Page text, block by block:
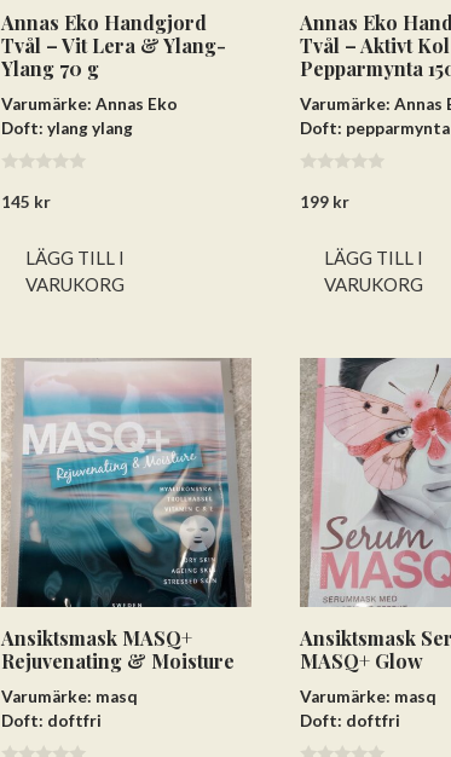
Annas Eko Handgjord
Tvål – Vit Lera & Ylang-
Ylang 70 g
Varumärke: Annas Eko
Doft: ylang ylang
a
145 kr
LÄGG TILL I
VARUKORG
Annas Eko
Tvål – Aktivt
Pepparmynta
Varumärke: Annas
Doft: pepparmynta
a
199 kr
LÄGG TILL I
VARUKORG
Ansiktsmask MASQ+
Rejuvenating & Moisture
Varumärke: masq
Doft: doftfri
Ansiktsmask
MASQ+ Glow
Varumärke: masq
Doft: doftfri
Lägg till varorna i
Gå till kassan och välj
Få hem dina varor först.
Betala via bankkonto